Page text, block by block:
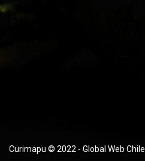
Curimapu © 2022 - Global Web Chile